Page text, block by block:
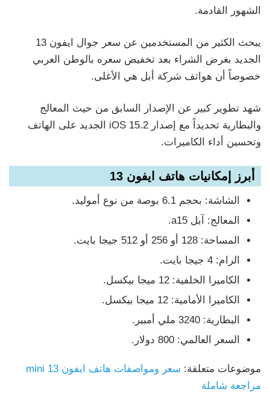
الشهور القادمة.
يبحث الكثير من المستخدمين عن سعر جوال ايفون 13
الجديد بغرض الشراء بعد تخفيض سعره بالوطن العربي
خصوصاً أن هواتف شركة أبل هي الأغلى.
شهد تطوير كبير عن الإصدار السابق من حيث المعالج
والبطارية تحديداً مع إصدار iOS 15.2 الجديد على الهاتف
وتحسين أداء الكاميرات.
أبرز إمكانيات هاتف ايفون 13
الشاشة: بحجم 6.1 بوصة من نوع أموليد.
المعالج: آبل a15.
المساحة: 128 أو 256 أو 512 جيجا بايت.
الرام: 4 جيجا بايت.
الكاميرا الخلفية: 12 ميجا بيكسل.
الكاميرا الأمامية: 12 ميجا بيكسل.
البطارية: 3240 ملي أمبير.
السعر العالمي: 800 دولار.
موضوعات متعلقة:
سعر ومواصفات هاتف ايفون 13 mini
مراجعة شاملة